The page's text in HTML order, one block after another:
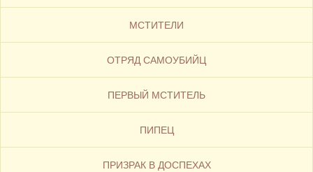
МСТИТЕЛИ
ОТРЯД САМОУБИЙЦ
ПЕРВЫЙ МСТИТЕЛЬ
ПИПЕЦ
ПРИЗРАК В ДОСПЕХАХ